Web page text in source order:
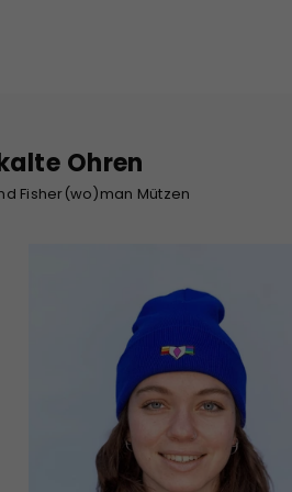
Ohren
Fisher(wo)man Mützen